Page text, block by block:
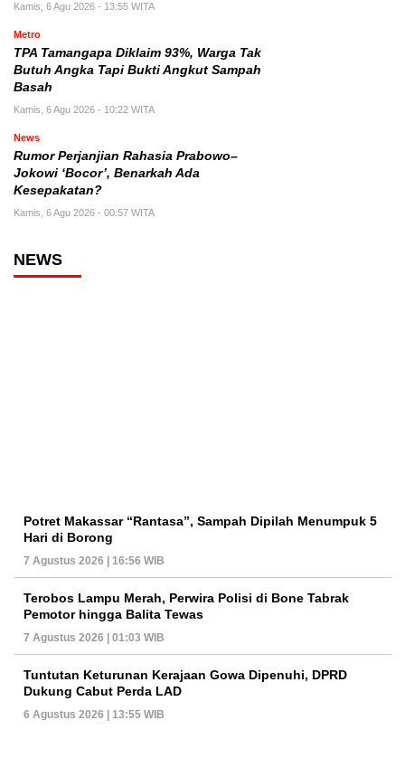
Kamis, 6 Agu 2026 - 13:55 WITA
Metro
TPA Tamangapa Diklaim 93%, Warga Tak
Butuh Angka Tapi Bukti Angkut Sampah
Basah
Kamis, 6 Agu 2026 - 10:22 WITA
News
Rumor Perjanjian Rahasia Prabowo–
Jokowi ‘Bocor’, Benarkah Ada
Kesepakatan?
Kamis, 6 Agu 2026 - 00:57 WITA
NEWS
Potret Makassar “Rantasa”, Sampah Dipilah Menumpuk 5
Hari di Borong
7 Agustus 2026 | 16:56 WIB
Terobos Lampu Merah, Perwira Polisi di Bone Tabrak
Pemotor hingga Balita Tewas
7 Agustus 2026 | 01:03 WIB
Tuntutan Keturunan Kerajaan Gowa Dipenuhi, DPRD
Dukung Cabut Perda LAD
6 Agustus 2026 | 13:55 WIB